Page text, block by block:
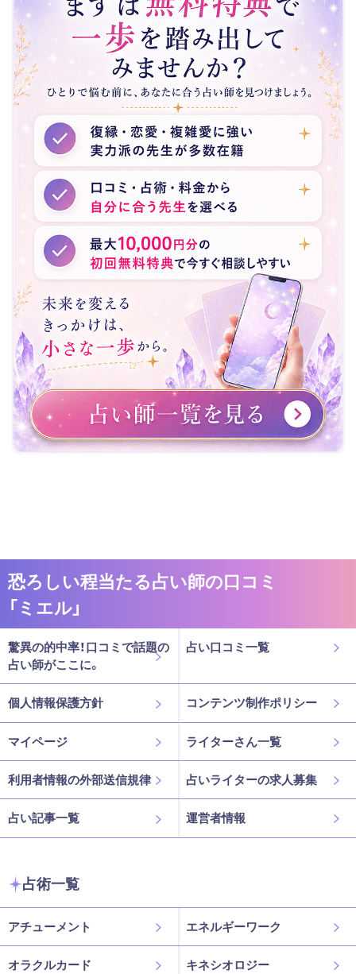
恐ろしい程当たる占い師の口コミ
「ミエル」
驚異の的中率！口コミで話題の
占い師がここに。
占い口コミ一覧
個人情報保護方針 コンテンツ制作ポリシー
マイページ ライターさん一覧
利用者情報の外部送信規律 占いライターの求人募集
占い記事一覧 運営者情報
占術一覧
アチューメント エネルギーワーク
オラクルカード キネシオロジー